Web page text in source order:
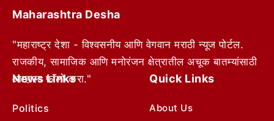
Maharashtra Desha
"महाराष्ट्र देशा - विश्वसनीय आणि वेगवान मराठी न्यूज पोर्टल.
राजकीय, सामाजिक आणि मनोरंजन क्षेत्रातील अचूक बातम्यांसाठी
आम्हाला फॉलो करा."
News Links
Politics
Quick Links
About Us